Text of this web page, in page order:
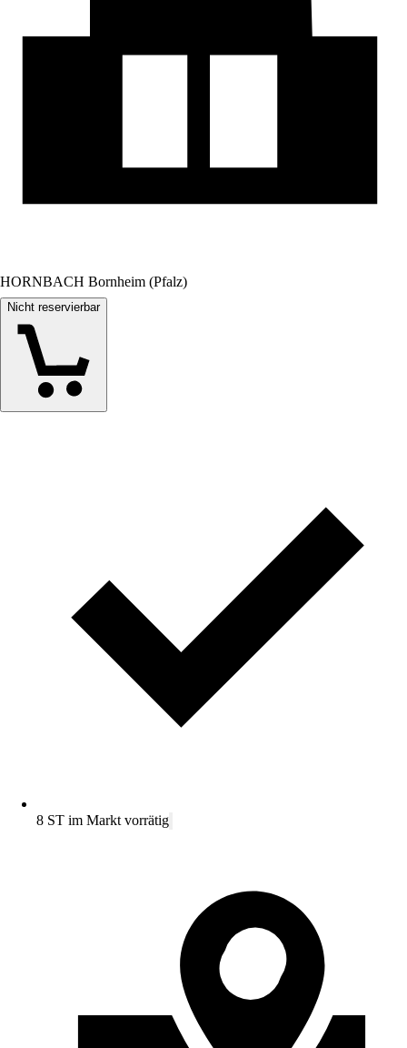
HORNBACH Bornheim (Pfalz)
Nicht reservierbar
8 ST im Markt vorrätig